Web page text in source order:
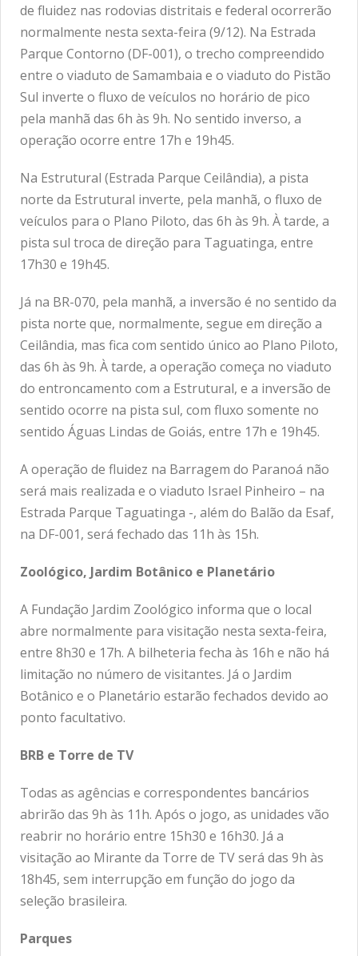
de fluidez nas rodovias distritais e federal ocorrerão
normalmente nesta sexta-feira (9/12). Na Estrada
Parque Contorno (DF-001), o trecho compreendido
entre o viaduto de Samambaia e o viaduto do Pistão
Sul inverte o fluxo de veículos no horário de pico
pela manhã das 6h às 9h. No sentido inverso, a
operação ocorre entre 17h e 19h45.
Na Estrutural (Estrada Parque Ceilândia), a pista
norte da Estrutural inverte, pela manhã, o fluxo de
veículos para o Plano Piloto, das 6h às 9h. À tarde, a
pista sul troca de direção para Taguatinga, entre
17h30 e 19h45.
Já na BR-070, pela manhã, a inversão é no sentido da
pista norte que, normalmente, segue em direção a
Ceilândia, mas fica com sentido único ao Plano Piloto,
das 6h às 9h. À tarde, a operação começa no viaduto
do entroncamento com a Estrutural, e a inversão de
sentido ocorre na pista sul, com fluxo somente no
sentido Águas Lindas de Goiás, entre 17h e 19h45.
A operação de fluidez na Barragem do Paranoá não
será mais realizada e o viaduto Israel Pinheiro – na
Estrada Parque Taguatinga -, além do Balão da Esaf,
na DF-001, será fechado das 11h às 15h.
Zoológico, Jardim Botânico e Planetário
A Fundação Jardim Zoológico informa que o local
abre normalmente para visitação nesta sexta-feira,
entre 8h30 e 17h. A bilheteria fecha às 16h e não há
limitação no número de visitantes. Já o Jardim
Botânico e o Planetário estarão fechados devido ao
ponto facultativo.
BRB e Torre de TV
Todas as agências e correspondentes bancários
abrirão das 9h às 11h. Após o jogo, as unidades vão
reabrir no horário entre 15h30 e 16h30. Já a
visitação ao Mirante da Torre de TV será das 9h às
18h45, sem interrupção em função do jogo da
seleção brasileira.
Parques